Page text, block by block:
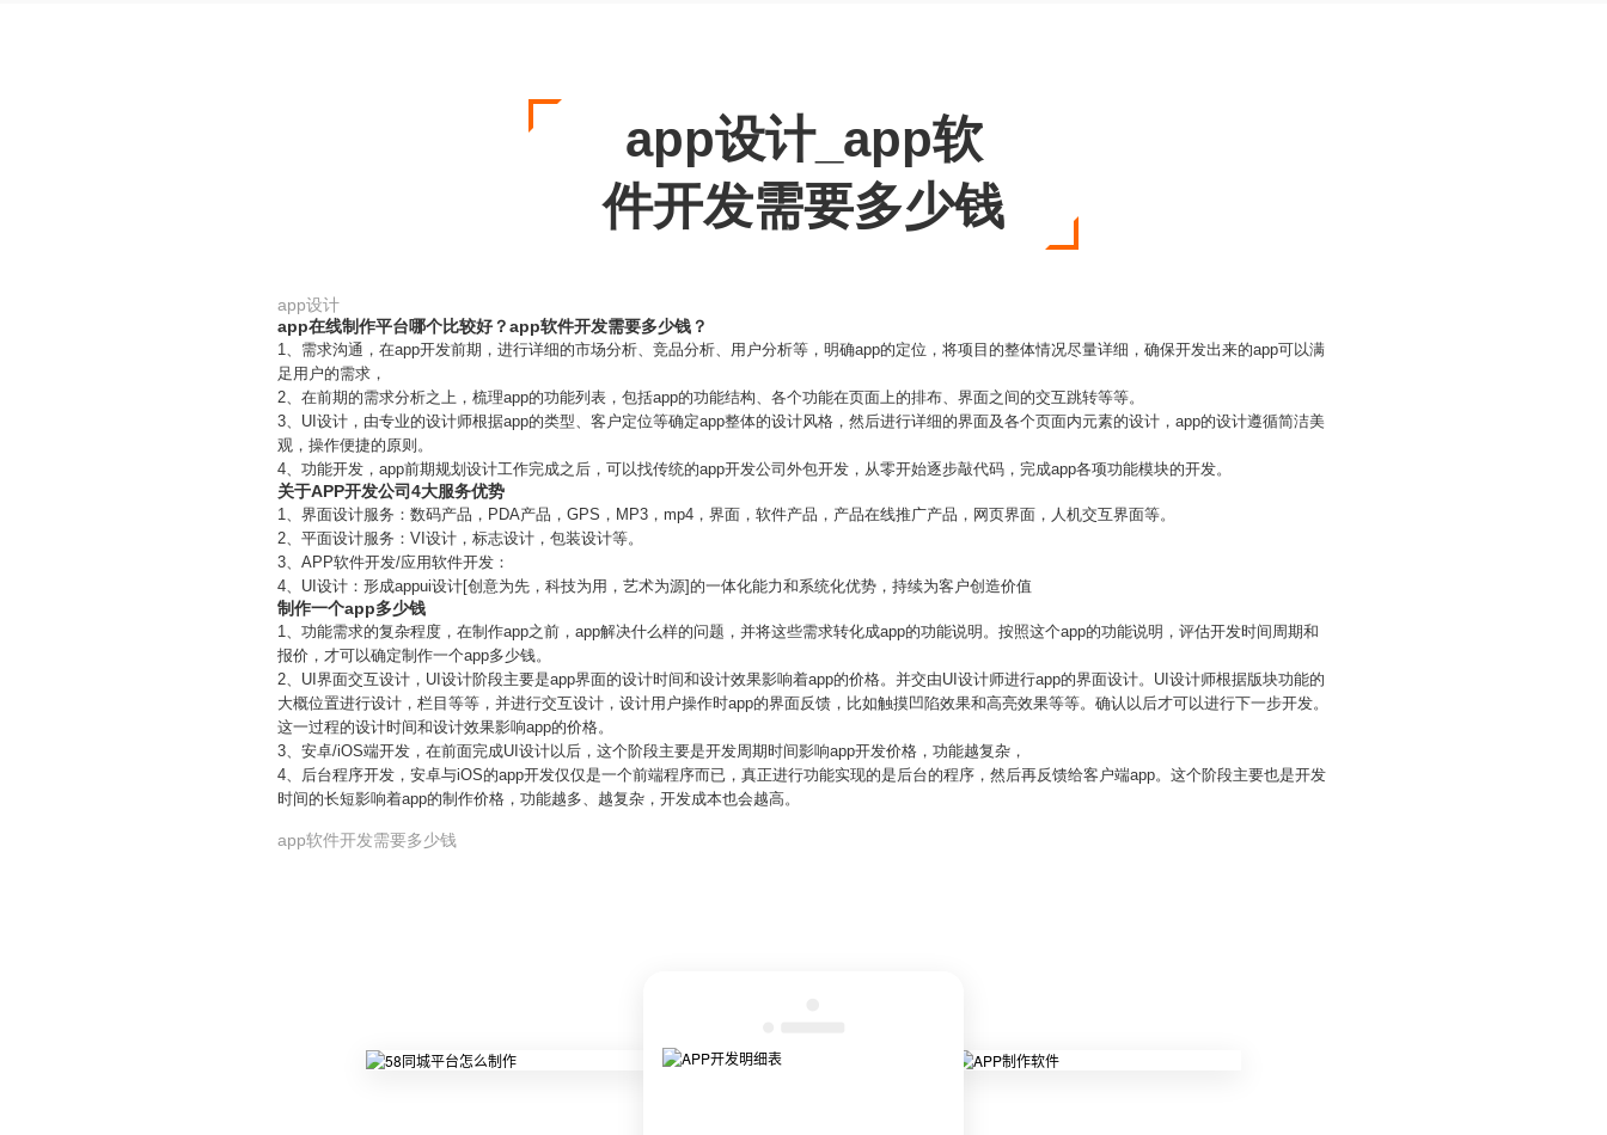
app设计_app软
件开发需要多少钱
app设计
app在线制作平台哪个比较好？app软件开发需要多少钱？
1、需求沟通，在app开发前期，进行详细的市场分析、竞品分析、用户分析等，明确app的定位，将项目的整体情况尽量详细，确保开发出来的app可以满
足用户的需求，
2、在前期的需求分析之上，梳理app的功能列表，包括app的功能结构、各个功能在页面上的排布、界面之间的交互跳转等等。
3、UI设计，由专业的设计师根据app的类型、客户定位等确定app整体的设计风格，然后进行详细的界面及各个页面内元素的设计，app的设计遵循简洁美
观，操作便捷的原则。
4、功能开发，app前期规划设计工作完成之后，可以找传统的app开发公司外包开发，从零开始逐步敲代码，完成app各项功能模块的开发。
关于APP开发公司4大服务优势
1、界面设计服务：数码产品，PDA产品，GPS，MP3，mp4，界面，软件产品，产品在线推广产品，网页界面，人机交互界面等。
2、平面设计服务：VI设计，标志设计，包装设计等。
3、APP软件开发/应用软件开发：
4、UI设计：形成appui设计[创意为先，科技为用，艺术为源]的一体化能力和系统化优势，持续为客户创造价值
制作一个app多少钱
1、功能需求的复杂程度，在制作app之前，app解决什么样的问题，并将这些需求转化成app的功能说明。按照这个app的功能说明，评估开发时间周期和
报价，才可以确定制作一个app多少钱。
2、UI界面交互设计，UI设计阶段主要是app界面的设计时间和设计效果影响着app的价格。并交由UI设计师进行app的界面设计。UI设计师根据版块功能的
大概位置进行设计，栏目等等，并进行交互设计，设计用户操作时app的界面反馈，比如触摸凹陷效果和高亮效果等等。确认以后才可以进行下一步开发。
这一过程的设计时间和设计效果影响app的价格。
3、安卓/iOS端开发，在前面完成UI设计以后，这个阶段主要是开发周期时间影响app开发价格，功能越复杂，
4、后台程序开发，安卓与iOS的app开发仅仅是一个前端程序而已，真正进行功能实现的是后台的程序，然后再反馈给客户端app。这个阶段主要也是开发
时间的长短影响着app的制作价格，功能越多、越复杂，开发成本也会越高。
app软件开发需要多少钱